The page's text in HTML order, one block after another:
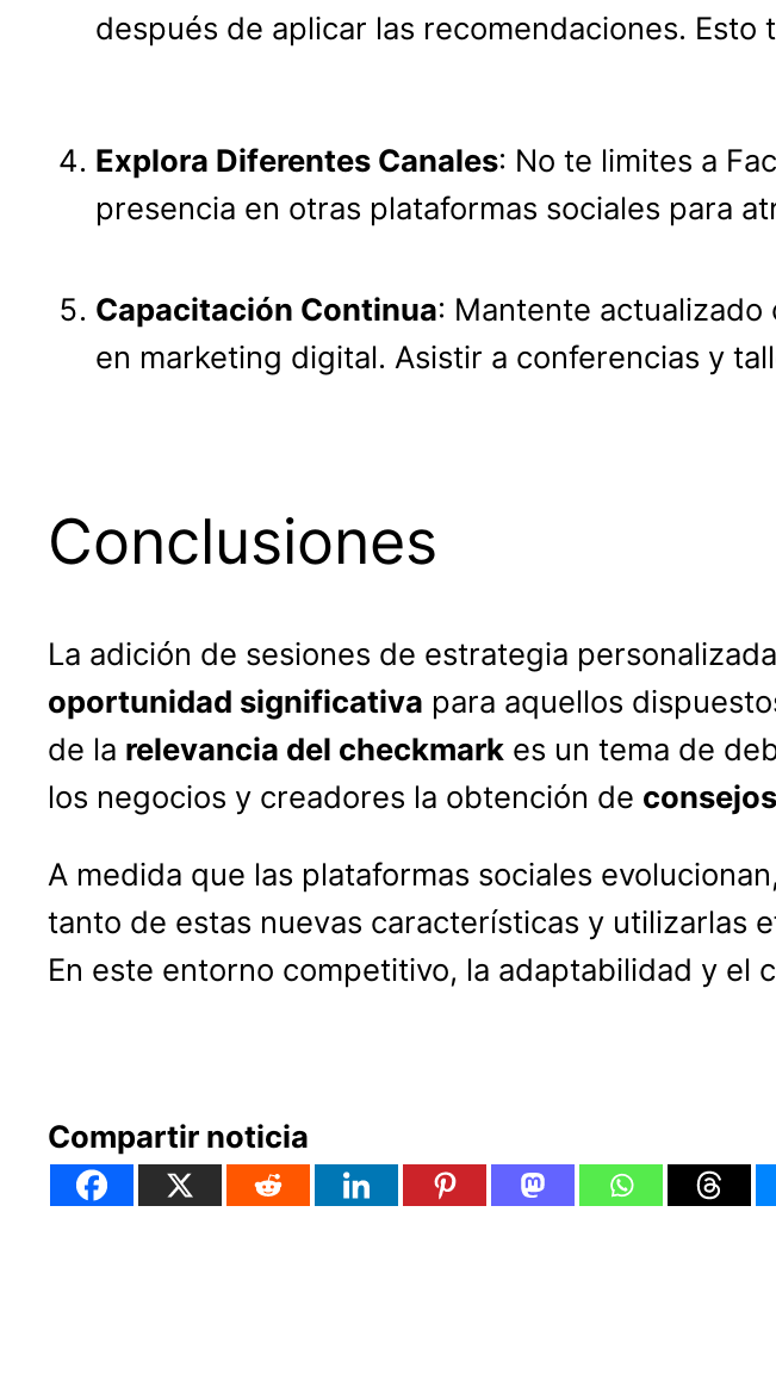
después de aplicar las recomendaciones.
Explora Diferentes Canales: No te limites a
presencia en otras plataformas sociales para
Capacitación Continua: Mantente
en marketing digital. Asistir a conferencias y
Conclusiones
La adición de sesiones de estrategia
oportunidad significativa para aquellos
de la relevancia del checkmark es un tema de
los negocios y creadores la obtención de
A medida que las plataformas sociales
tanto de estas nuevas características y utilizarlas
En este entorno competitivo, la adaptabilidad y el
Compartir noticia